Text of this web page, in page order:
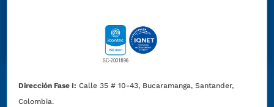
Dirección Fase I: Calle 35 # 10-43, Bucaramanga, Santander,
Colombia.